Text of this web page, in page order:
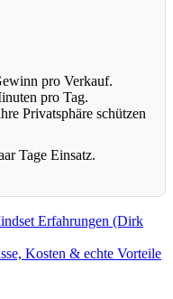
pro Verkauf.
pro Tag.
Privatsphäre schützen
Tage Einsatz.
Erfahrungen (Dirk
Kosten & echte Vorteile